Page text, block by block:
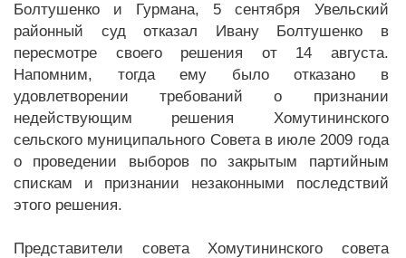
Болтушенко и Гурмана, 5 сентября Увельский
районный суд отказал Ивану Болтушенко в
пересмотре своего решения от 14 августа.
Напомним, тогда ему было отказано в
удовлетворении требований о признании
недействующим решения Хомутининского
сельского муниципального Совета в июле 2009 года
о проведении выборов по закрытым партийным
спискам и признании незаконными последствий
этого решения.
Представители совета Хомутининского совета